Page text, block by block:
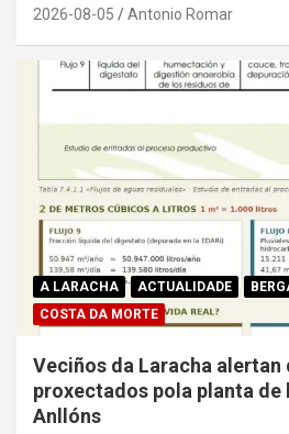
2026-08-05 Antonio Romar
A LARACHA ACTUALIDADE
COSTA DA MORTE
Veciños da Laracha
proxectados pola planta de
Anllóns